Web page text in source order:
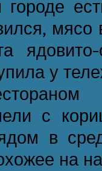
мясо
у
с
в
на